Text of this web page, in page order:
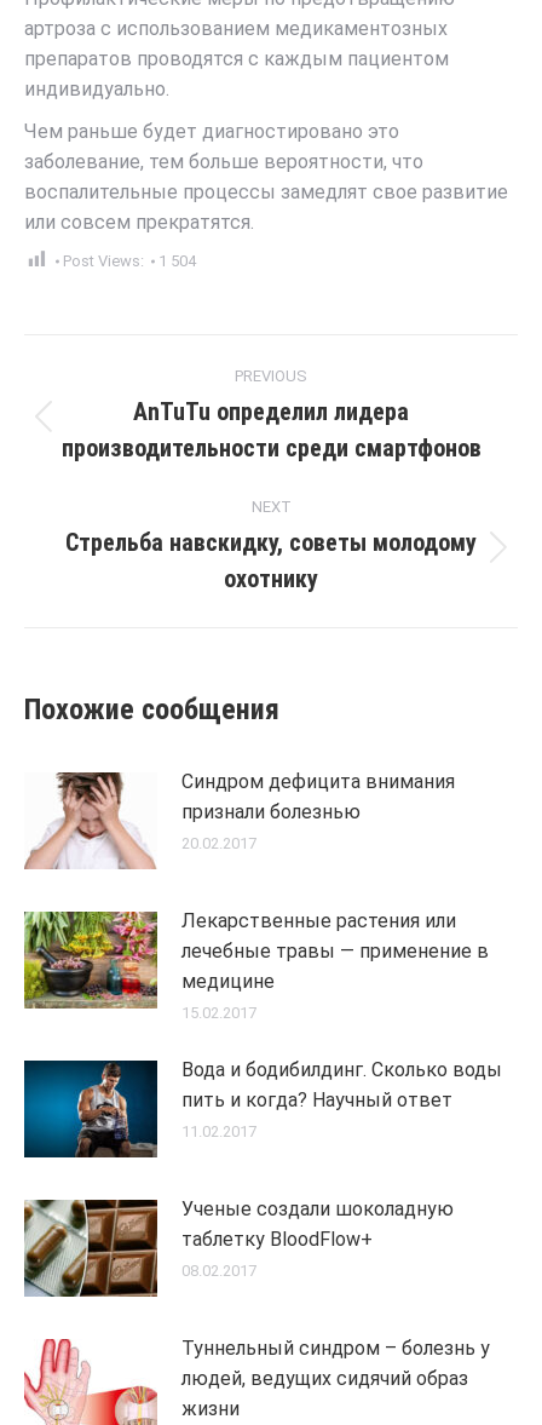
артроза с использованием медикаментозных
препаратов проводятся с каждым пациентом
индивидуально.
Чем раньше будет диагностировано это
заболевание, тем больше вероятности, что
воспалительные процессы замедлят свое развитие
или совсем прекратятся.
Post Views: 1 504
navigation
PREVIOUS
Previous
post:
AnTuTu определил лидера
производительности среди смартфонов
NEXT
Next
post:
Стрельба навскидку, советы молодому
охотнику
Похожие сообщения
Синдром дефицита внимания
признали болезнью
20.02.2017
Лекарственные растения или
лечебные травы — применение в
медицине
15.02.2017
Вода и бодибилдинг. Сколько воды
пить и когда? Научный ответ
11.02.2017
Ученые создали шоколадную
таблетку BloodFlow+
08.02.2017
Туннельный синдром – болезнь у
людей, ведущих сидячий образ
жизни